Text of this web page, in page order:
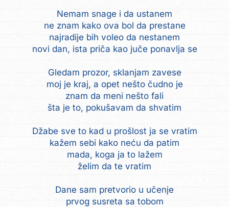
Nemam snage i da ustanem
ne znam kako ova bol da prestane
najradije bih voleo da nestanem
novi dan, ista priča kao juče ponavlja se
Gledam prozor, sklanjam zavese
moj je kraj, a opet nešto čudno je
znam da meni nešto fali
šta je to, pokušavam da shvatim
Džabe sve to kad u prošlost ja se vratim
kažem sebi kako neću da patim
mada, koga ja to lažem
želim da te vratim
Dane sam pretvorio u učenje
prvog susreta sa tobom